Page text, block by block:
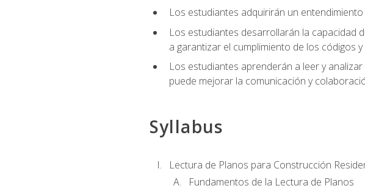
Los estudiantes adquirirán un
Los estudiantes desarrollarán la capacidad
a garantizar el cumplimiento de los códigos
Los estudiantes aprenderán a leer y
puede mejorar la comunicación y
Syllabus
Lectura de Planos para Construcción
Fundamentos de la Lectura de Planos